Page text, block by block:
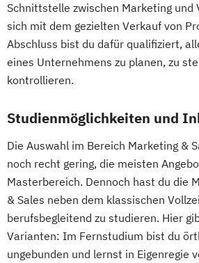
Schnittstelle zwischen Marketing und
sich mit dem gezielten Verkauf von
Abschluss bist du dafür qualifiziert,
eines Unternehmens zu planen, zu
kontrollieren.
Studienmöglichkeiten und
Die Auswahl im Bereich Marketing &
noch recht gering, die meisten
Masterbereich. Dennoch hast du die
& Sales neben dem klassischen
berufsbegleitend zu studieren. Hier
Varianten: Im Fernstudium bist du
ungebunden und lernst in Eigenregie